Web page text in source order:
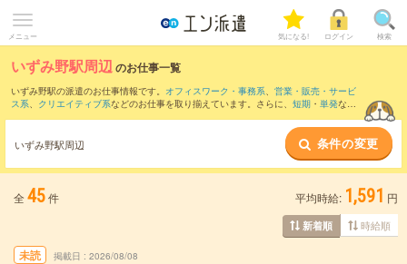
メニュー 気になる! ログイン 検索
いずみ野駅周辺のお仕事一覧
いずみ野駅の派遣のお仕事情報です。 オフィスワーク・事務系、 営業・販売・サービ
ス系、 クリエイティブ系などのお仕事を取り揃えています。さらに、 短期 ・ 単発など
また、海老名(相鉄・小田急)駅 大船駅
など近隣駅のお仕
事もご確認いただけます。
いずみ野駅周辺 条件の変更
全 45件 平均時給: 1,591 円
新着順 時給順
未読 掲載日 2026/08/08